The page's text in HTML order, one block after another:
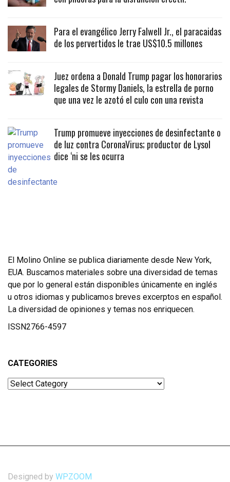
Para el evangélico Jerry Falwell Jr., el paracaidas
de los pervertidos le trae US$10.5 millones
Juez ordena a Donald Trump pagar los honorarios
legales de Stormy Daniels, la estrella de porno
que una vez le azotó el culo con una revista
Trump promueve inyecciones de desinfectante o
de luz contra CoronaVirus; productor de Lysol
dice ‘ni se les ocurra
El Molino Online se publica diariamente desde New York,
EUA. Buscamos materiales sobre una diversidad de temas
que por lo general están disponibles únicamente en inglés
u otros idiomas y publicamos breves excerptos en español.
La diversidad de opiniones y temas nos enriquecen.
ISSN2766-4597
CATEGORIES
Categories
Designed by WPZOOM